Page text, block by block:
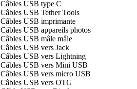
Câbles USB type C
Câbles USB Tether Tools
Câbles USB imprimante
Câbles USB appareils photos
Câbles USB mâle mâle
Câbles USB vers Jack
Câbles USB vers Lightning
Câbles USB vers Mini USB
Câbles USB vers micro USB
Câbles USB vers OTG